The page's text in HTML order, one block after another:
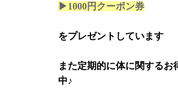
▶1000円クーポン券
をプレゼントしています
また定期的に体に関するお
中♪